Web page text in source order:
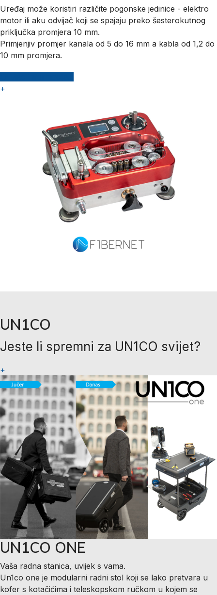
Uređaj može koristiri različite pogonske jedinice - elektro
motor ili aku odvijač koji se spajaju preko šesterokutnog
priključka promjera 10 mm.
Primjenjiv promjer kanala od 5 do 16 mm a kabla od 1,2 do
10 mm promjera.
+
UN1CO
Jeste li spremni za UN1CO svijet?
+
UN1CO ONE
Vaša radna stanica, uvijek s vama.
Un1co one je modularni radni stol koji se lako pretvara u
kofer s kotačićima i teleskopskom ručkom u kojem se